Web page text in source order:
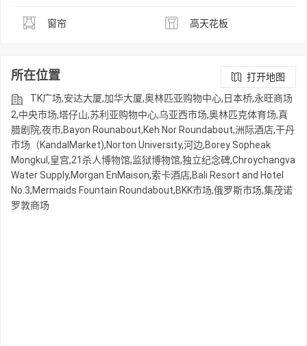
窗帘 高天花板
所在位置
打开地图
TK广场,安达大厦,加华大厦,奥林匹亚购物中心,日本桥,永旺商场
2,中央市场,塔仔山,苏利亚购物中心,乌亚西市场,奥林匹克体育场,真
腊剧院,夜市,Bayon Rounabout,Keh Nor Roundabout,洲际酒店,干丹
市场（KandalMarket),Norton University,河边,Borey Sopheak
Mongkul,皇宫,21杀人博物馆,监狱博物馆,独立纪念碑,Chroychangva
Water Supply,Morgan EnMaison,索卡酒店,Bali Resort and Hotel
No.3,Mermaids Fountain Roundabout,BKK市场,俄罗斯市场,集茂诺
罗敦商场